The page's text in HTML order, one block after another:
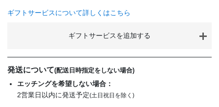
発送について(配送日時指定をしない場合)
エッチングを希望しない場合：
2営業日以内に発送予定(土日祝日を除く)
ギフトサービスについて詳しくはこちら
ギフトサービスを追加する